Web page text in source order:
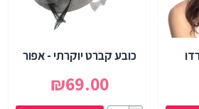
כובע קברט יוקרתי - אפור
₪69.00